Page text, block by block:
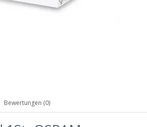
Bewertungen (0)